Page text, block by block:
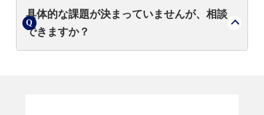
日経BPの**記事コンテンツ連携（RSS配信な
ど）**や、取材・ライティング支援により、
運用負荷を下げつつ質の高い情報発信を継続
する仕組みを提供します。
具体的な課題が決まっていませんが、相談
できますか？